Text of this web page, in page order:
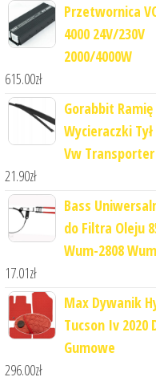
Przetwornica
4000 24V/230V
2000/4000W
615.00zł
Gorabbit Ramię
Wycieraczki
Vw Transporter
21.90zł
Bass
do Filtra Oleju
Wum-2808
17.01zł
Max Dywanik
Tucson Iv 2020
Gumowe
296.00zł